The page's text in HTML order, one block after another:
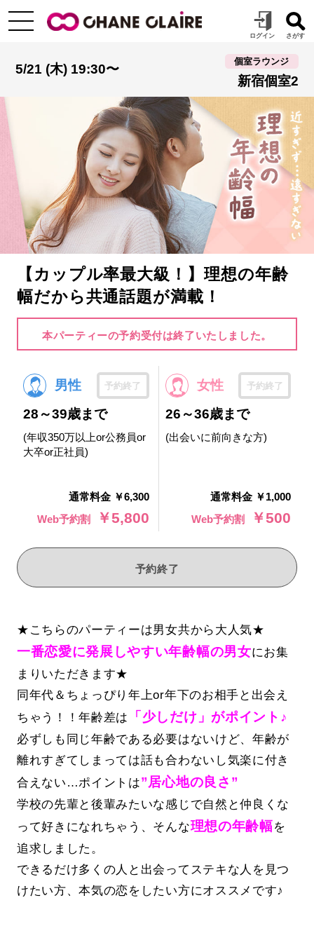
5/21 (木) 19:30〜
個室ラウンジ
新宿個室2
【カップル率最大級！】理想の年齢
幅だから共通話題が満載！
本パーティーの予約受付は終了いたしました。
男性 予約終了
28～39歳まで
(年収350万以上or公務員or
大卒or正社員)
通常料金 ￥6,300
Web予約割
￥5,800
女性 予約終了
26～36歳まで
(出会いに前向きな方)
通常料金 ￥1,000
Web予約割
￥500
予約終了
★こちらのパーティーは男女共から大人気★
一番恋愛に発展しやすい年齢幅の男女にお集
まりいただきます★
同年代＆ちょっぴり年上or年下のお相手と出会え
ちゃう！！年齢差は
「少しだけ」がポイント♪
必ずしも同じ年齢である必要はないけど、年齢が
離れすぎてしまっては話も合わないし気楽に付き
合えない…ポイントは”居心地の良さ”
学校の先輩と後輩みたいな感じで自然と仲良くな
って好きになれちゃう、そんな理想の年齢幅を
追求しました。
できるだけ多くの人と出会ってステキな人を見つ
けたい方、本気の恋をしたい方にオススメです♪